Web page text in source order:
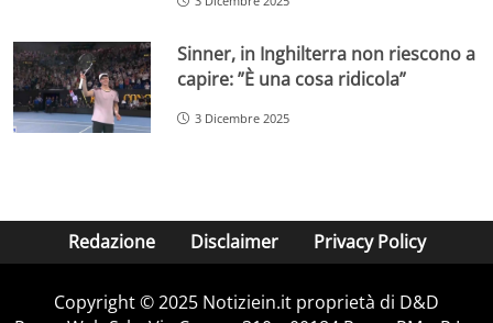
Sinner, in Inghilterra non riescono a
capire: ”È una cosa ridicola”
3 Dicembre 2025
Redazione Disclaimer Privacy Policy
Copyright © 2025 Notiziein.it proprietà di D&D